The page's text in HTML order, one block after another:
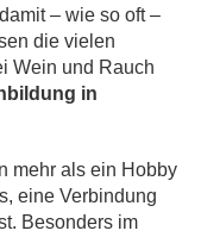
– wie so oft –
die vielen
Wein und Rauch
in
mehr als ein Hobby
eine Verbindung
Besonders im